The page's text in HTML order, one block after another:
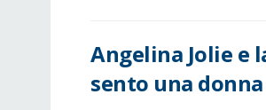
Angelina Jolie e
sento una